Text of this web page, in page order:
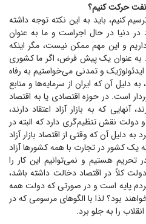
نفت حرکت کنیم؟
کنیم، باید به این نکته توجه داشته
دنیا در حال اجراست و ما به عنوان
و این مهم ممکن نیست، مگر اینکه
به عنوان یک پیش فرض، اگر ما کشوری
و تمدنی می‌خواستیم به رفاه
دلیل آن که ایران از سرمایه‌ها و منابع
است. در حوزه اقتصادی یا به اقتصاد
آنهایی که به بازار آزاد اعتقاد دارند،
دولت نقش تنظیم‌گری دارد که البته در
به دلیل آن که وقتی از اقتصاد بازار آزاد
کشور در تجارت با همه کشور‌ها آزاد
هستیم و نمی‌توانیم این کار را
کلاً در اقتصاد دخالت داشته باشد،
پایه است و در صورتی که دولت همه
بود؟ لذا با الگو‌های مرسومی که در
را به جلو برد.